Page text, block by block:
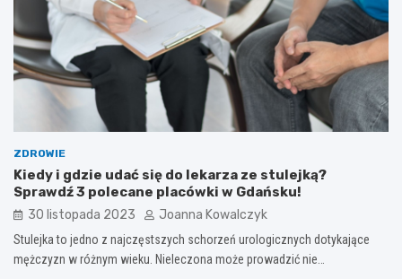
ZDROWIE
Kiedy i gdzie udać się do lekarza ze stulejką?
Sprawdź 3 polecane placówki w Gdańsku!
30 listopada 2023 Joanna Kowalczyk
Stulejka to jedno z najczęstszych schorzeń urologicznych dotykające
mężczyzn w różnym wieku. Nieleczona może prowadzić nie…